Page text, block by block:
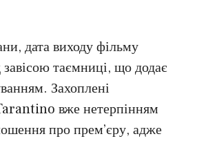
дата виходу фільму
завісою таємниці, що додає
Захоплені
вже нетерпінням
про прем’єру, адже